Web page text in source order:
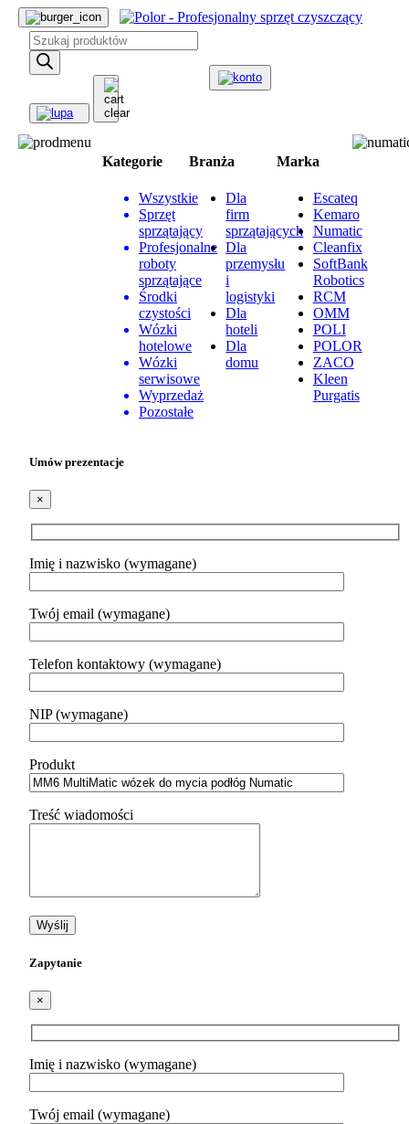
Wyszukiwarka
produktów
Kategorie
Wszystkie
Sprzęt
sprzątający
Profesjonalne
roboty
sprzątające
Środki
czystości
Wózki
hotelowe
Wózki
serwisowe
Wyprzedaż
Pozostałe
Branża
Dla
firm
sprzątających
Dla
przemysłu
i
logistyki
Dla
hoteli
Dla
domu
Marka
Escateq
Kemaro
Numatic
Cleanfix
SoftBank
Robotics
RCM
OMM
POLI
POLOR
ZACO
Kleen
Purgatis
Umów prezentacje
×
Imię i nazwisko (wymagane)
Twój email (wymagane)
Telefon kontaktowy (wymagane)
NIP (wymagane)
Produkt
Treść wiadomości
Zapytanie
×
Imię i nazwisko (wymagane)
Twój email (wymagane)